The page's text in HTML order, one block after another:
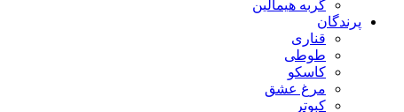
گربه هیمالین
پرندگان
قناری
طوطی
کاسکو
مرغ عشق
کبوتر